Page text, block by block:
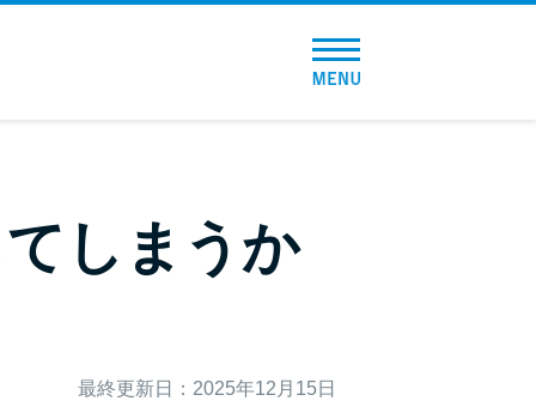
総合人気ランキング
とにかくすぐ借りたい方向け
審査が不安な方向け
しまうか
最終更新日：2025年12月15日